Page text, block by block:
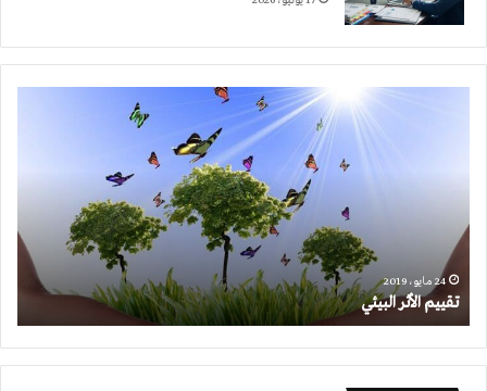
24 مايو، 2019
تقييم الأثر البيئي